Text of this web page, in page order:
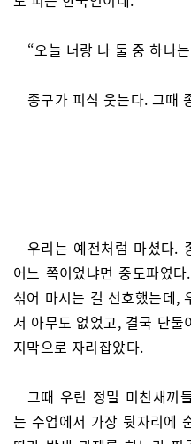
“오늘 너랑 나 둘 중 하나
종구가 피식 웃는다. 그때
우리는 예전처럼 마셨다.
어느 쪽이었냐면 중도파였
섞어 마시는 걸 선호했는데,
서 아무도 없었고, 결국 단
지막으로 자리잡았다.
그때 우린 정밀 미친새끼
는 수업에서 가장 뒷자리에